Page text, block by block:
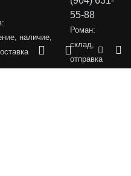
наличие,
55-88
Роман:
склад,
отправка